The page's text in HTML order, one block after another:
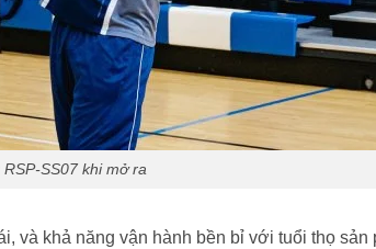
SS07 khi mở ra
và khả năng vận hành bền bỉ với tuổi thọ sản